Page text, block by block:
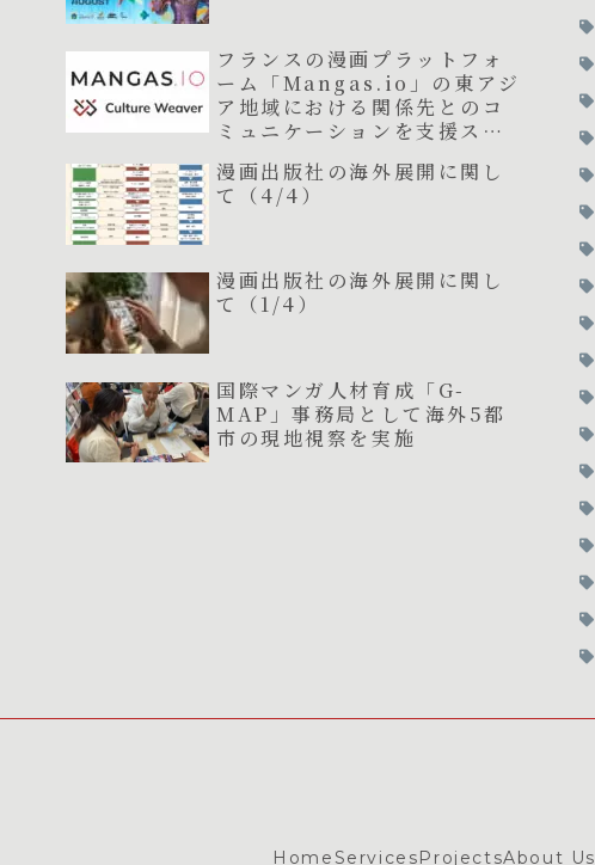
フランスの漫画プラットフォ
ーム「Mangas.io」の東アジ
ア地域における関係先とのコ
ミュニケーションを支援スタ
漫画出版社の海外展開に関し
て（4/4）
漫画出版社の海外展開に関し
て（1/4）
国際マンガ人材育成「G-
MAP」事務局として海外5都
市の現地視察を実施
HomeServicesProjectsAbout Us